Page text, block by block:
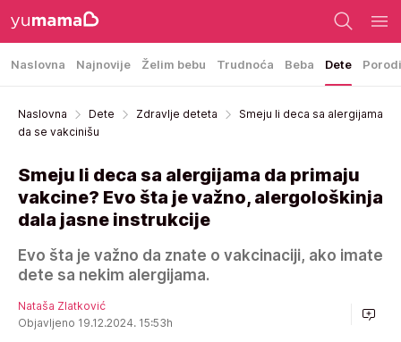
Naslovna Najnovije Želim bebu Trudnoća Beba Dete
Naslovna Dete Zdravlje deteta
Smeju li deca sa alergijama
da se vakcinišu
Smeju li deca sa alergijama da primaju
vakcine? Evo šta je važno, alergološkinja
dala jasne instrukcije
Evo šta je važno da znate o vakcinaciji, ako imate
dete sa nekim alergijama.
Nataša Zlatković
Objavljeno 19.12.2024. 15:53h